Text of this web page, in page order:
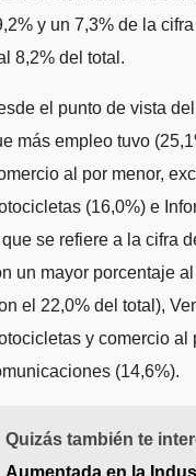
y un 7,3% de la
8,2% del total.
el punto de vista
más empleo tuvo
al por menor,
(16,0%) e
se refiere a la cifra
un mayor porcentaje
el 22,0% del total),
y comercio al
(14,6%).
Quizás también te
Aumentada en la